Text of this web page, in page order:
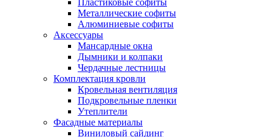
Пластиковые софиты
Металлические софиты
Алюминиевые софиты
Аксессуары
Мансардные окна
Дымники и колпаки
Чердачные лестницы
Комплектация кровли
Кровельная вентиляция
Подкровельные пленки
Утеплители
Фасадные материалы
Виниловый сайдинг